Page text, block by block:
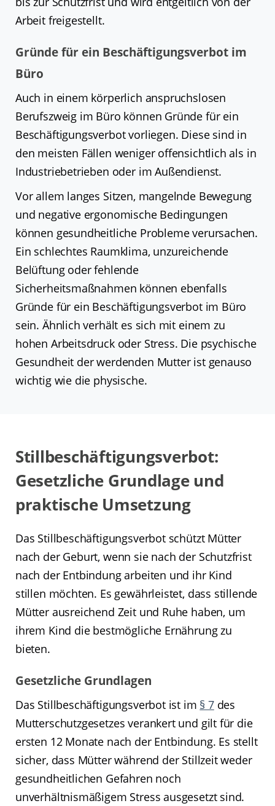
Arbeit freigestellt.
Gründe für ein Beschäftigungsverbot im
Büro
Auch in einem körperlich anspruchslosen
Berufszweig im Büro können Gründe für ein
Beschäftigungsverbot vorliegen. Diese sind in
den meisten Fällen weniger offensichtlich als in
Industriebetrieben oder im Außendienst.
Vor allem langes Sitzen, mangelnde Bewegung
und negative ergonomische Bedingungen
können gesundheitliche Probleme verursachen.
Ein schlechtes Raumklima, unzureichende
Belüftung oder fehlende
Sicherheitsmaßnahmen können ebenfalls
Gründe für ein Beschäftigungsverbot im Büro
sein. Ähnlich verhält es sich mit einem zu
hohen Arbeitsdruck oder Stress. Die psychische
Gesundheit der werdenden Mutter ist genauso
wichtig wie die physische.
Stillbeschäftigungsverbot:
Gesetzliche Grundlage und
praktische Umsetzung
Das Stillbeschäftigungsverbot schützt Mütter
nach der Geburt, wenn sie nach der Schutzfrist
nach der Entbindung arbeiten und ihr Kind
stillen möchten. Es gewährleistet, dass stillende
Mütter ausreichend Zeit und Ruhe haben, um
ihrem Kind die bestmögliche Ernährung zu
bieten.
Gesetzliche Grundlagen
Das Stillbeschäftigungsverbot ist im § 7des
Mutterschutzgesetzes verankert und gilt für die
ersten 12 Monate nach der Entbindung. Es stellt
sicher, dass Mütter während der Stillzeit weder
gesundheitlichen Gefahren noch
unverhältnismäßigem Stress ausgesetzt sind.